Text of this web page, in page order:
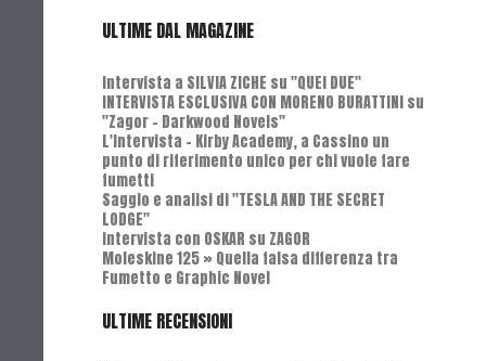
ULTIME DAL MAGAZINE
Intervista a SILVIA ZICHE su "QUEI DUE"
INTERVISTA ESCLUSIVA CON MORENO BURATTINI su
"Zagor - Darkwood Novels"
L'Intervista - Kirby Academy, a Cassino un
punto di riferimento unico per chi vuole fare
fumetti
Saggio e analisi di "TESLA AND THE SECRET
LODGE"
Intervista con OSKAR su ZAGOR
Moleskine 125 » Quella falsa differenza tra
Fumetto e Graphic Novel
ULTIME RECENSIONI